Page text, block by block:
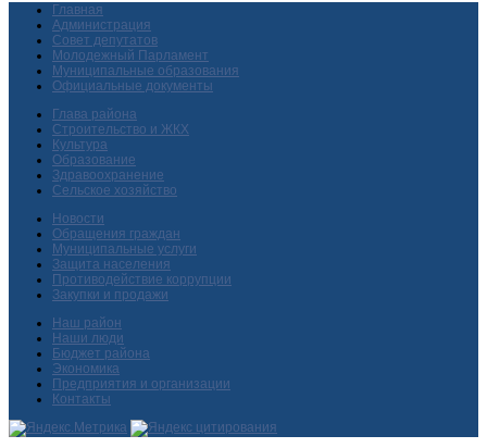
Главная
Администрация
Совет депутатов
Молодежный Парламент
Муниципальные образования
Официальные документы
Глава района
Строительство и ЖКХ
Культура
Образование
Здравоохранение
Сельское хозяйство
Новости
Обращения граждан
Муниципальные услуги
Защита населения
Противодействие коррупции
Закупки и продажи
Наш район
Наши люди
Бюджет района
Экономика
Предприятия и организации
Контакты